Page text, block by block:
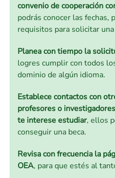
convenio de cooperación
podrás conocer las fechas,
requisitos para solicitar una
Planea con tiempo la
logres cumplir con todos
dominio de algún idioma.
Establece contactos con
profesores o
te interese estudiar, ellos
conseguir una beca.
Revisa con frecuencia la
OEA, para que estés al